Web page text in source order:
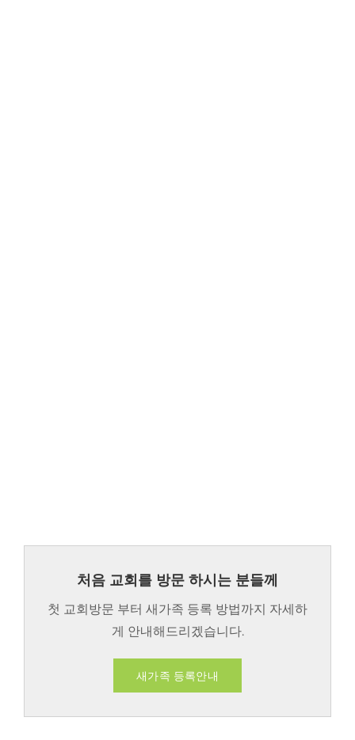
처음 교회를 방문 하시는 분들께
첫 교회방문 부터 새가족 등록 방법까지 자세하
게 안내해드리겠습니다.
새가족 등록안내